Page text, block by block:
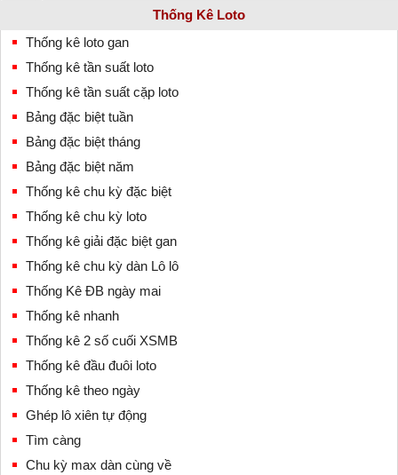
Thống Kê Loto
Thống kê loto gan
Thống kê tần suất loto
Thống kê tần suất cặp loto
Bảng đặc biệt tuần
Bảng đặc biệt tháng
Bảng đặc biệt năm
Thống kê chu kỳ đặc biệt
Thống kê chu kỳ loto
Thống kê giải đặc biệt gan
Thống kê chu kỳ dàn Lô lô
Thống Kê ĐB ngày mai
Thống kê nhanh
Thống kê 2 số cuối XSMB
Thống kê đầu đuôi loto
Thống kê theo ngày
Ghép lô xiên tự động
Tìm càng
Chu kỳ max dàn cùng về